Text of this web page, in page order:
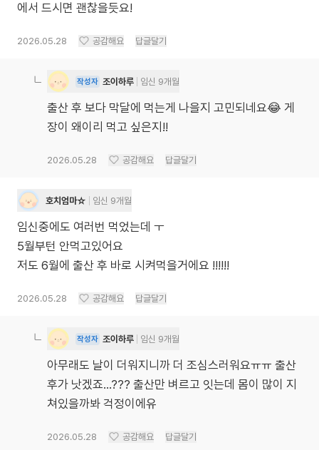
에서 드시면 괜찮을듯요!
2026.05.28 공감해요 답글달기
작성자 조이하루 임신 9개월
출산 후 보다 막달에 먹는게 나을지 고민되네요😂 게
장이 왜이리 먹고 싶은지!!
2026.05.28 공감해요 답글달기
호치엄마☆ 임신 9개월
임신중에도 여러번 먹었는데 ㅜ
5월부턴 안먹고있어요
저도 6월에 출산 후 바로 시켜먹을거에요 !!!!!!
2026.05.28 공감해요 답글달기
작성자 조이하루 임신 9개월
아무래도 날이 더워지니까 더 조심스러워요ㅠㅠ 출산
후가 낫겠죠...??? 출산만 벼르고 잇는데 몸이 많이 지
쳐있을까봐 걱정이에유
2026.05.28 공감해요 답글달기